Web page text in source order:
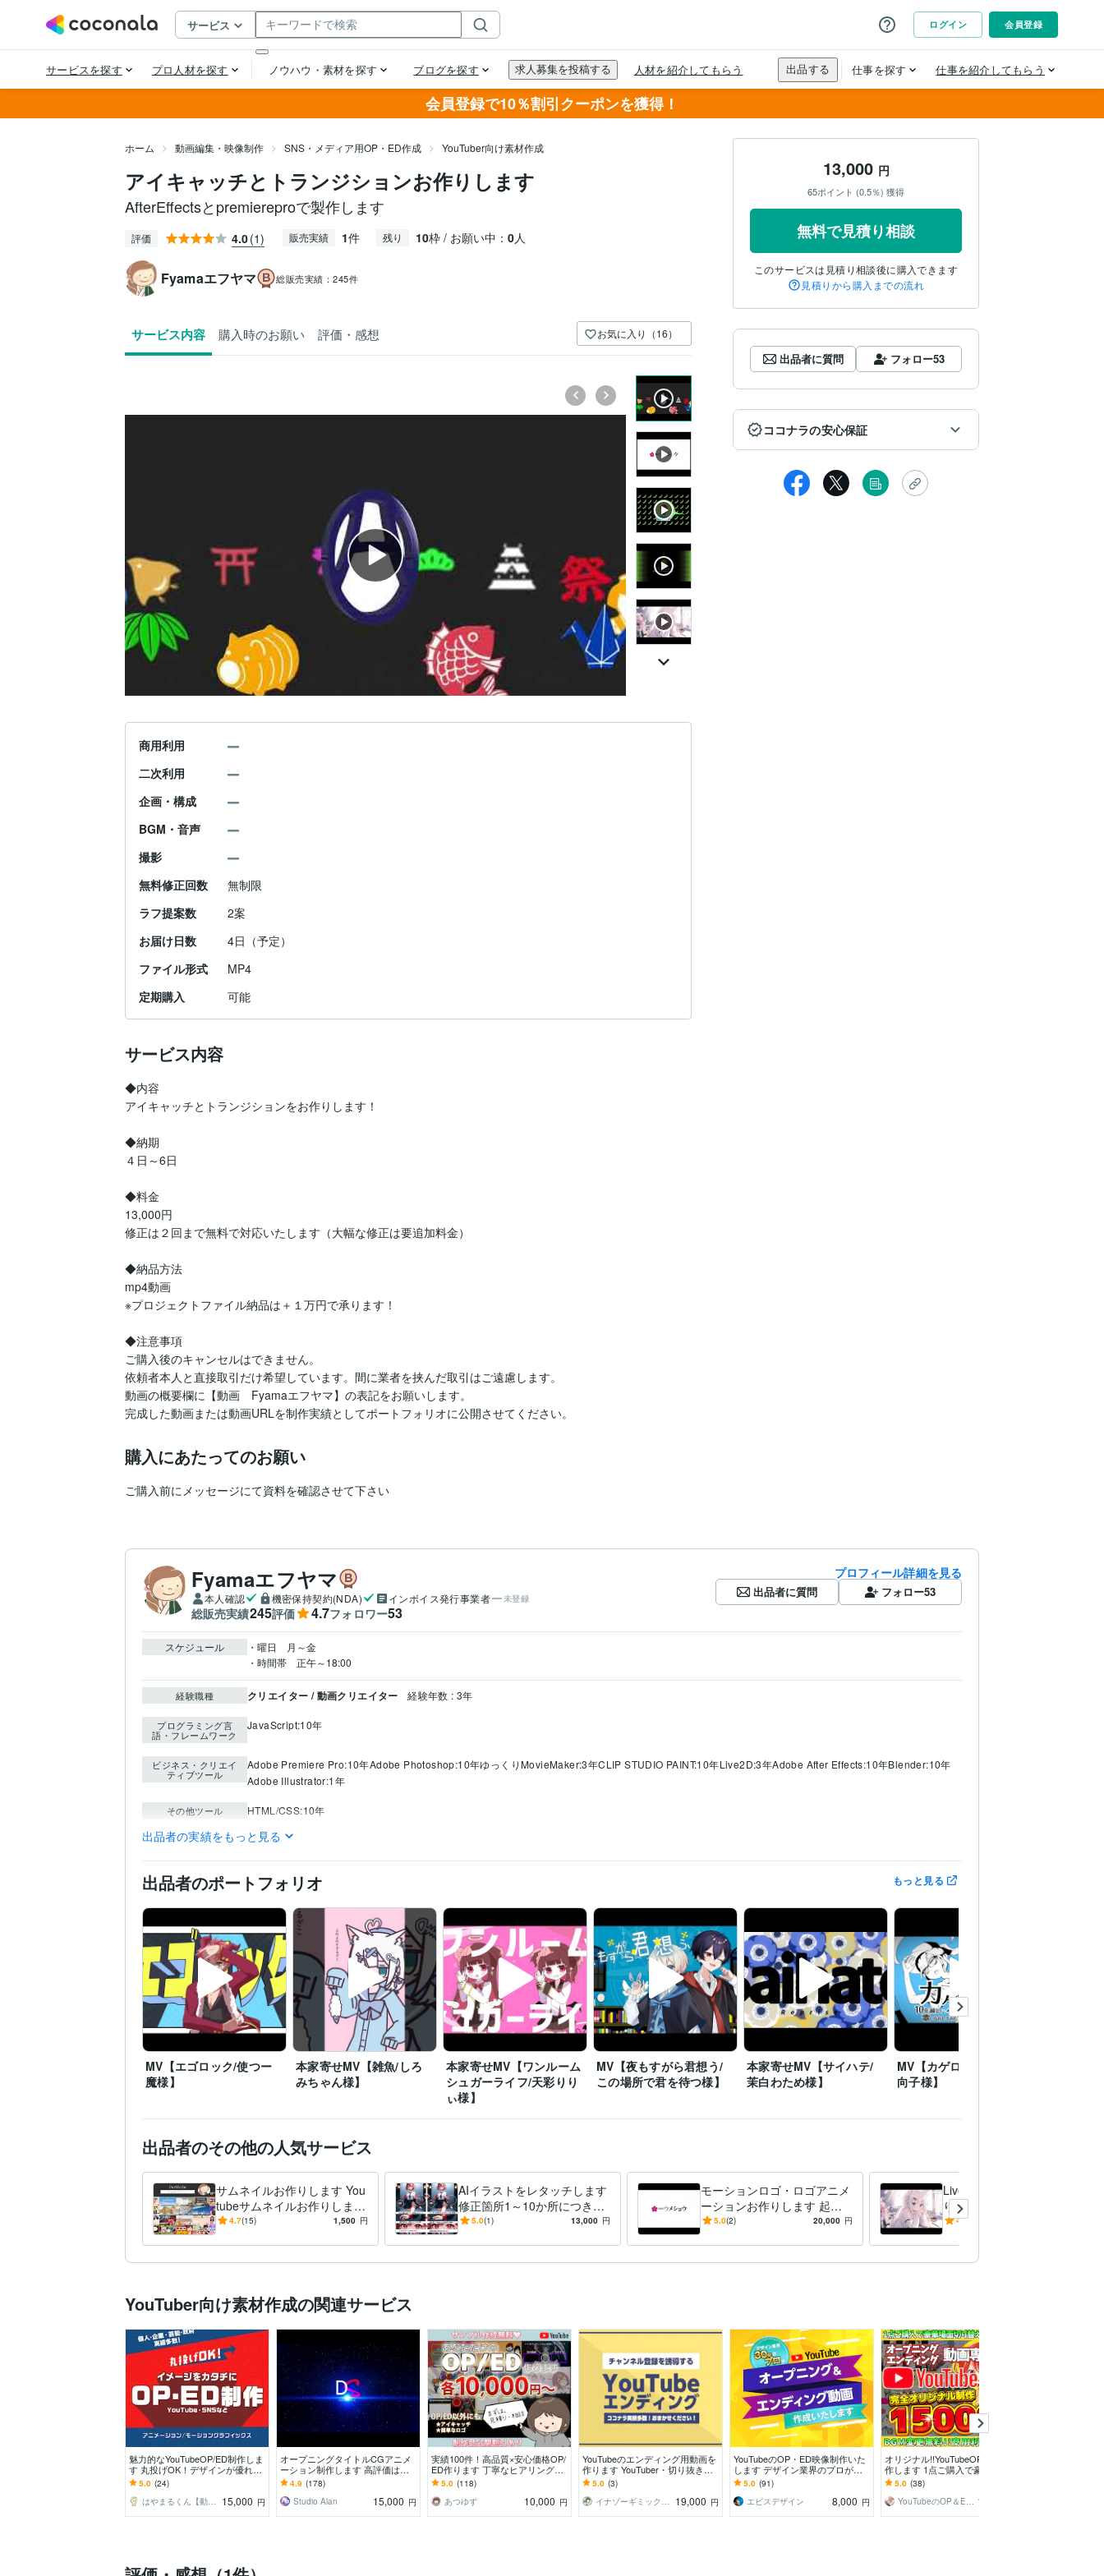
会員登録で10％割引クーポンを獲得！
ホーム 動画編集・映像制作 SNS・メディア用OP・ED作成 YouTuber向け素材作成
アイキャッチとトランジションお作りします
AfterEffectsとpremiereproで製作します
評価 4.0(1) 販売実績 1件 残り 10枠 / お願い中： 0人
Fyamaエフヤマ 総販売実績：245件
サービス内容 購入時のお願い 評価・感想 お気に入り（16）
商用利用
二次利用
企画・構成
BGM・音声
撮影
無料修正回数
無制限
ラフ提案数
2案
お届け日数
4日（予定）
ファイル形式
MP4
定期購入
可能
サービス内容
◆内容
アイキャッチとトランジションをお作りします！
◆納期
４日～6日
◆料金
13,000円
修正は２回まで無料で対応いたします（大幅な修正は要追加料金）
◆納品方法
mp4動画
※プロジェクトファイル納品は＋１万円で承ります！
◆注意事項
ご購入後のキャンセルはできません。
依頼者本人と直接取引だけ希望しています。間に業者を挟んだ取引はご遠慮します。
動画の概要欄に【動画　Fyamaエフヤマ】の表記をお願いします。
完成した動画または動画URLを制作実績としてポートフォリオに公開させてください。
購入にあたってのお願い
ご購入前にメッセージにて資料を確認させて下さい
13,000 円
65ポイント (0.5％) 獲得
無料で見積り相談
このサービスは見積り相談後に購入できます
見積りから購入までの流れ
出品者に質問 フォロー53
ココナラの安心保証
Fyamaエフヤマ
本人確認 機密保持契約(NDA) インボイス発行事業者 未登録
総販売実績245評価 4.7フォロワー53
プロフィール詳細を見る
出品者に質問 フォロー53
スケジュール
・曜日　月～金
・時間帯　正午～18:00
経験職種 クリエイター / 動画クリエイター 経験年数 : 3年
プログラミング言
語・フレームワーク
JavaScript:10年
ビジネス・クリエイ
ティブツール
Adobe Premiere Pro:10年Adobe Photoshop:10年ゆっくりMovieMaker:3年CLIP STUDIO PAINT:10年Live2D:3年Adobe After Effects:10年Blender:10年
Adobe Illustrator:1年
その他ツール HTML/CSS:10年
得意分野 動画編集・映像制作
語学力 英語 日常会話レベル
出品者の実績をもっと見る
出品者のポートフォリオ もっと見る
MV【エゴロック/使つー
魔様】
本家寄せMV【雑魚/しろ
みちゃん様】
本家寄せMV【ワンルーム
シュガーライフ/天彩りり
ぃ様】
MV【夜もすがら君想う/
この場所で君を待つ様】
本家寄せMV【サイハテ/
茉白わため様】
MV【カゲロウデイズ/日
向子様】
出品者のその他の人気サービス
サムネイルお作りします You
tubeサムネイルお作りしま
す！
4.7(15) 1,500 円
AIイラストをレタッチします
修正箇所1～10か所につき13,
000円とリーズナブルです
5.0(1) 13,000 円
モーションロゴ・ロゴアニメ
ーションお作りします 起
業・開業などこれからモーシ
5.0(2) 20,000 円
Live2dアニメーションをお作
りします Live2dとAfterEffect
sでアニメをお作りします
4.3
YouTuber向け素材作成の関連サービス
魅力的なYouTubeOP/ED制作しま
す 丸投げOK！デザインが優れ
た、高品質な動画をご提供！
5.0 (24)
はやまるくん【動画・アニメーション制作】
15,000 円
オープニングタイトルCGアニメ
ーション制作します 高評価はハ
イクオリティの証！サンプルあ
り！
4.9 (178)
Studio Alan
15,000 円
実績100件！高品質×安心価格OP/
ED作ります 丁寧なヒアリングで
理想の映像を形にします！
5.0 (118)
あつゆず
10,000 円
YouTubeのエンディング用動画を
作ります YouTuber・切り抜き動
画の編集者さんにも！
5.0 (3)
イナゾーギミック＠歴7年目の動画編集者
19,000 円
YouTubeのOP・ED映像制作いた
します デザイン業界のプロがブ
ランドイメージづくりのお手伝い
5.0 (91)
エビスデザイン
8,000 円
オリジナル!!YouTubeOP•EDを制
作します 1点ご購入で豪華トラン
ジションをプレゼントします！
5.0 (38)
YouTubeのOP＆ED専門店 15,000